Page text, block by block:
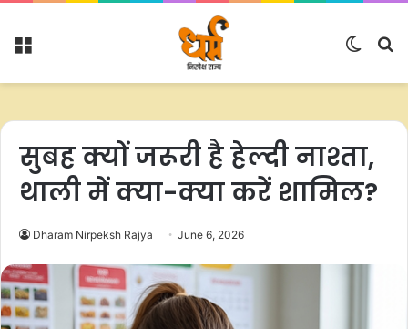
Menu
Switch
सुबह क्यों जरूरी है हेल्दी नाश्ता,
थाली में क्या-क्या करें शामिल?
Dharam Nirpeksh Rajya June 6, 2026